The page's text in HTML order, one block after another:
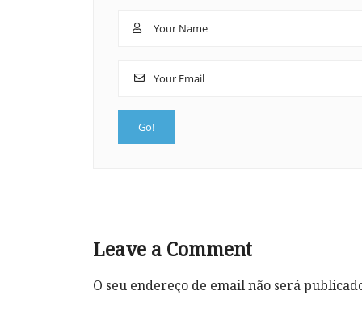
Leave a Comment
O seu endereço de email não será